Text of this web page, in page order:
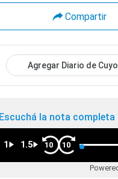
Compartir
Agregar Diario de
Escuchá la nota completa
1 1.5 10 10